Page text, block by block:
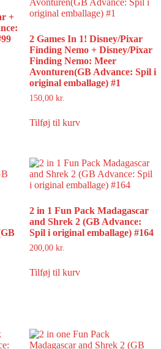
+
2 Games In 1! Disney/Pixar
Finding Nemo + Disney/Pixar
Finding Nemo: Meer
Avonturen(GB Advance: Spil i
original emballage) #1
150,00 kr.
Tilføj til kurv
2 in 1 Fun Pack Madagascar
and Shrek 2 (GB Advance:
Spil i original emballage) #164
200,00 kr.
Tilføj til kurv